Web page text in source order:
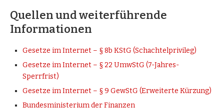
Quellen und weiterführende
Informationen
Gesetze im Internet – § 8b KStG (Schachtelprivileg)
Gesetze im Internet – § 22 UmwStG (7-Jahres-
Sperrfrist)
Gesetze im Internet – § 9 GewStG (Erweiterte Kürzung)
Bundesministerium der Finanzen